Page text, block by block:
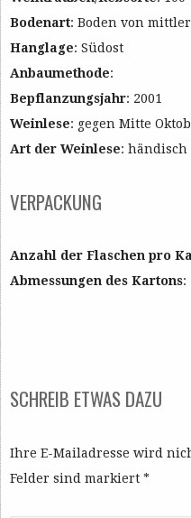
Bodenart: Boden von
Hanglage: Südost
Anbaumethode:
Bepflanzungsjahr: 2001
Weinlese: gegen Mitte
Art der Weinlese:
VERPACKUNG
Anzahl der Flaschen pro
Abmessungen des Kartons:
SCHREIB ETWAS DAZU
Ihre E-Mailadresse wird
Felder sind markiert *